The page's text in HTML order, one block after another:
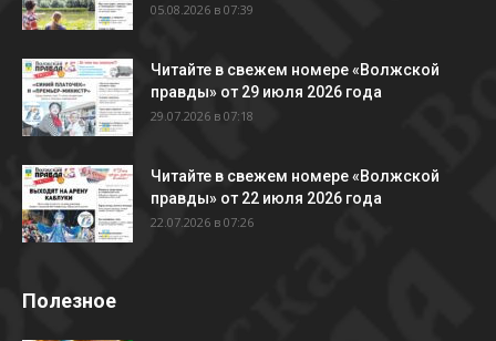
05.08.2026 в 07:39
Читайте в свежем номере «Волжской
правды» от 29 июля 2026 года
29.07.2026 в 07:18
Читайте в свежем номере «Волжской
правды» от 22 июля 2026 года
22.07.2026 в 07:26
Полезное